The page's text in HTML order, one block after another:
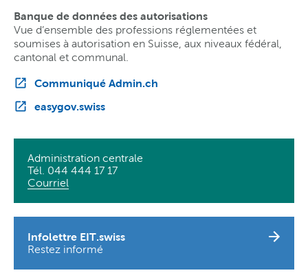
Banque de données des autorisations
Vue d’ensemble des professions réglementées et
soumises à autorisation en Suisse, aux niveaux fédéral,
cantonal et communal.
Communiqué Admin.ch
easygov.swiss
Administration centrale
Tél. 044 444 17 17
Courriel
Infolettre EIT.swiss
Restez informé